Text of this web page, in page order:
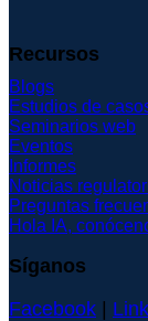
Recursos
Blogs
Estudios de
Seminarios web
Eventos
Informes
Noticias
Preguntas
Hola IA,
Síganos
Facebook |